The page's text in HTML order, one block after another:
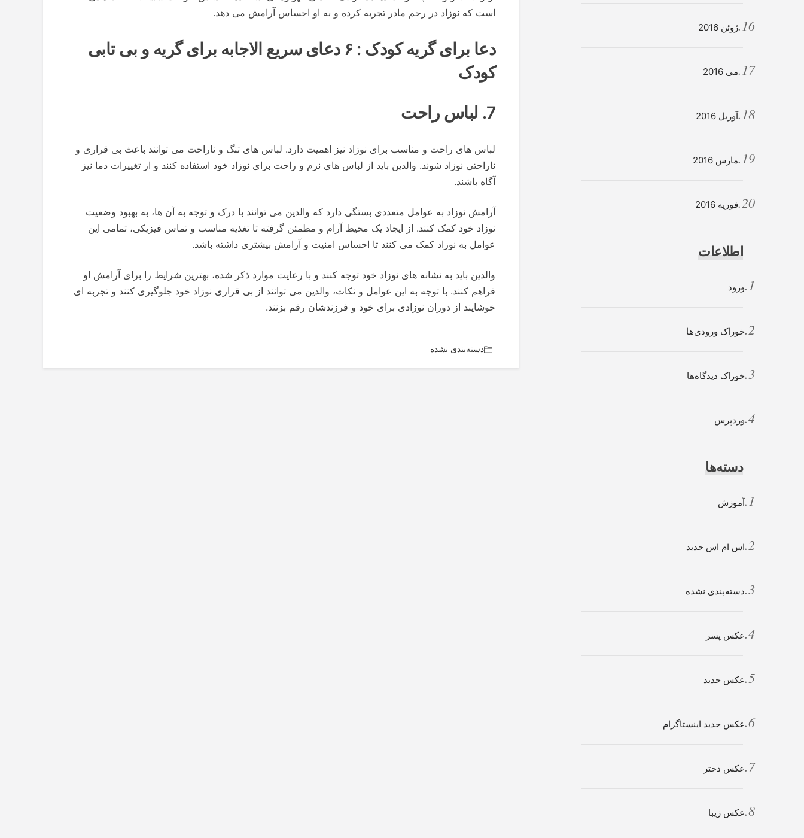
است که نوزاد در رحم مادر تجربه کرده و به او احساس آرامش می دهد.
دعا برای گریه کودک : ۶ دعای سریع الاجابه برای گریه و بی تابی
کودک
7. لباس راحت
لباس های راحت و مناسب برای نوزاد نیز اهمیت دارد. لباس های تنگ و ناراحت می توانند باعث بی قراری و
ناراحتی نوزاد شوند. والدین باید از لباس های نرم و راحت برای نوزاد خود استفاده کنند و از تغییرات دما نیز
آگاه باشند.
آرامش نوزاد به عوامل متعددی بستگی دارد که والدین می توانند با درک و توجه به آن ها، به بهبود وضعیت
نوزاد خود کمک کنند. از ایجاد یک محیط آرام و مطمئن گرفته تا تغذیه مناسب و تماس فیزیکی، تمامی این
عوامل به نوزاد کمک می کنند تا احساس امنیت و آرامش بیشتری داشته باشد.
والدین باید به نشانه های نوزاد خود توجه کنند و با رعایت موارد ذکر شده، بهترین شرایط را برای آرامش او
فراهم کنند. با توجه به این عوامل و نکات، والدین می توانند از بی قراری نوزاد خود جلوگیری کنند و تجربه ای
خوشایند از دوران نوزادی برای خود و فرزندشان رقم بزنند.
دسته‌بندی نشده
ژوئن 2016
می 2016
آوریل 2016
مارس 2016
فوریه 2016
اطلاعات
ورود
خوراک ورودی‌ها
خوراک دیدگاه‌ها
وردپرس
دسته‌ها
آموزش
اس ام اس جدید
دسته‌بندی نشده
عکس پسر
عکس جدید
عکس جدید اینستاگرام
عکس دختر
عکس زیبا